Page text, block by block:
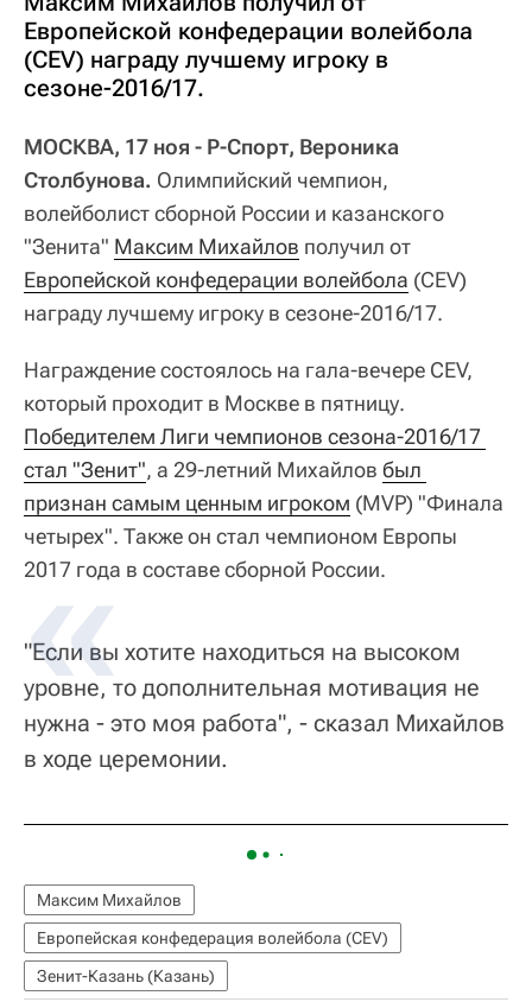
Европейской конфедерации волейбола
(CEV) награду лучшему игроку в
сезоне-2016/17.
МОСКВА, 17 ноя - Р-Спорт, Вероника
Столбунова. Олимпийский чемпион,
волейболист сборной России и казанского
"Зенита" Максим Михайлов получил от
Европейской конфедерации волейбола (CEV)
награду лучшему игроку в сезоне-2016/17.
Награждение состоялось на гала-вечере CEV,
который проходит в Москве в пятницу.
Победителем Лиги чемпионов сезона-2016/17
стал "Зенит", а 29-летний Михайлов был
признан самым ценным игроком (MVP) "Финала
четырех". Также он стал чемпионом Европы
2017 года в составе сборной России.
"Если вы хотите находиться на высоком
уровне, то дополнительная мотивация не
нужна - это моя работа", - сказал Михайлов
в ходе церемонии.
Максим Михайлов
Европейская конфедерация волейбола (CEV)
Зенит-Казань (Казань)